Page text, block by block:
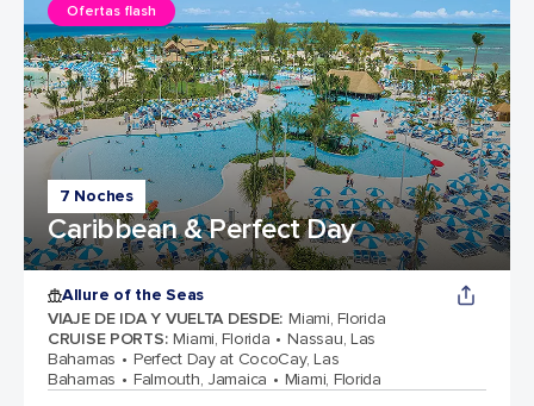
7 Noches
Caribbean & Perfect Day
Ofertas flash
Allure of the Seas
VIAJE DE IDA Y VUELTA DESDE: Miami, Florida
CRUISE PORTS: Miami, Florida
Nassau, Las
Bahamas
Perfect Day at CocoCay, Las
Bahamas
Falmouth, Jamaica Miami, Florida